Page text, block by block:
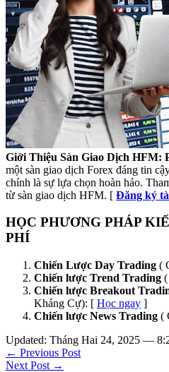
Giới Thiệu Sàn Giao Dịch HFM:
một sàn giao dịch Forex đáng tin
chính là sự lựa chọn hoàn hảo.
từ sàn giao dịch HFM. [ Đăng ký
HỌC PHƯƠNG PHÁP
PHÍ
Chiến Lược Day Trading (
Chiến lược Trend Trading
Chiến lược Breakout
Kháng Cự): [ Học ngay ]
Chiến lược News Trading (
Updated: Tháng Hai 24, 2025 —
← Previous Post
Next Post →